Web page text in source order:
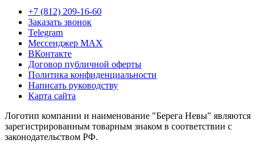
+7 (812) 209-16-60
Заказать звонок
Telegram
Мессенджер MAX
ВКонтакте
Договор публичной оферты
Политика конфиденциальности
Написать руководству
Карта сайта
Логотип компании и наименование "Берега Невы" являются
зарегистрированным товарным знаком в соответствии с
законодательством РФ.